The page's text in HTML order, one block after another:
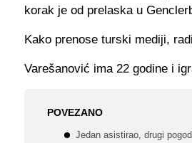
korak je od prelaska u
Kako prenose turski mediji,
Varešanović ima 22 godine i
POVEZANO
Jedan asistirao, drugi